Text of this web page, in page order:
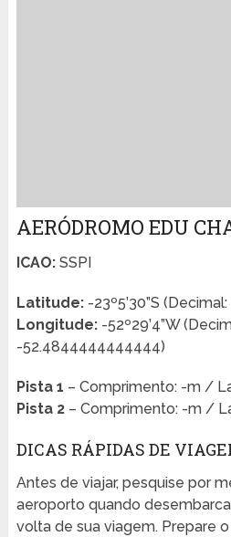
AERÓDROMO EDU
ICAO:SSPI
Latitude:-23º5’30”S
Longitude:-52º29’4”W
-52.4844444444444)
Pista 1 – Comprimento: -m /
Pista 2– Comprimento: -m /
DICAS RÁPIDAS DE
Antes de viajar, pesquise por
aeroporto quando
volta de sua viagem. Prepare